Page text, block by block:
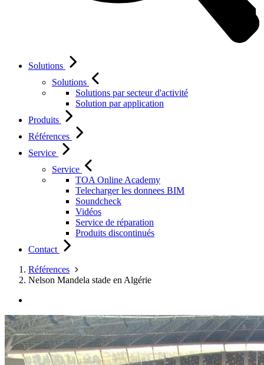
Solutions
Solutions
Solutions par secteur d'activité
Solution par application
Produits
Références
Service
Service
TOA Online Academy
Telecharger les donnees BIM
Soundcheck
Vidéos
Service de réparation
Produits discontinués
Contact
Références
Nelson Mandela stade en Algérie